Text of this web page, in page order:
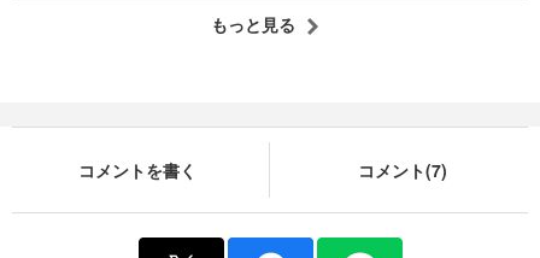
もっと見る
コメントを書く コメント(7)